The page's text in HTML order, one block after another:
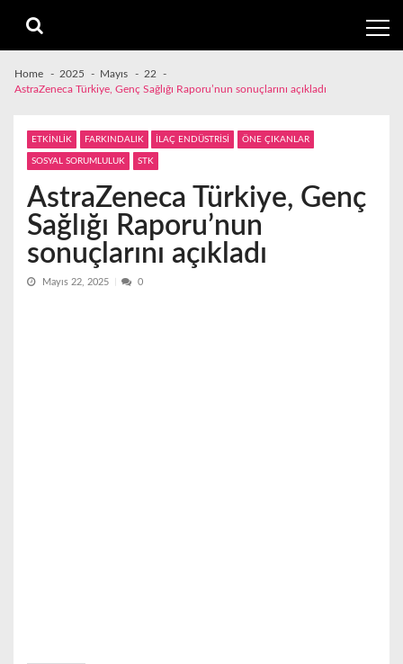
navigation
content
Home 2025 Mayıs
22
AstraZeneca Türkiye, Genç Sağlığı Raporu’nun sonuçlarını açıkladı
ETKİNLİK FARKINDALIK İLAÇ ENDÜSTRİSİ ÖNE ÇIKANLAR
SOSYAL SORUMLULUK STK
AstraZeneca Türkiye, Genç
Sağlığı Raporu’nun
sonuçlarını açıkladı
Mayıs 22, 2025 0